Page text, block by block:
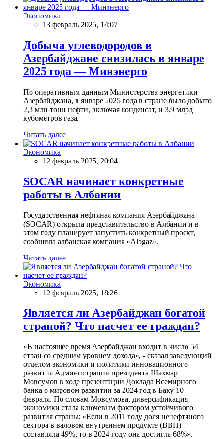
Экономика
13 февраль 2025, 14:07
Добыча углеводородов в
Азербайджане снизилась в январе
2025 года — Минэнерго
По оперативным данным Министерства энергетики
Азербайджана, в январе 2025 года в стране было добыто
2,3 млн тонн нефти, включая конденсат, и 3,9 млрд
кубометров газа.
Читать далее
Экономика
12 февраль 2025, 20:04
SOCAR начинает конкретные
работы в Албании
Государственная нефтяная компания Азербайджана
(SOCAR) открыла представительство в Албании и в
этом году планирует запустить конкретный проект,
сообщила албанская компания «Albgaz».
Читать далее
Экономика
12 февраль 2025, 18:26
Является ли Азербайджан богатой
страной? Что насчет ее граждан?
«В настоящее время Азербайджан входит в число 54
стран со средним уровнем дохода», - сказал заведующий
отделом экономики и политики инновационного
развития Администрации президента Шахмар
Мовсумов в ходе презентации Доклада Всемирного
банка о мировом развитии за 2024 год в Баку 10
февраля. По словам Мовсумова, диверсификация
экономики стала ключевым фактором устойчивого
развития страны: «Если в 2011 году доля ненефтяного
сектора в валовом внутреннем продукте (ВВП)
составляла 49%, то в 2024 году она достигла 68%».